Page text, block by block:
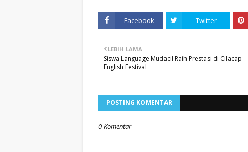
Facebook Twitter
LEBIH LAMA
Siswa Language Mudacil Raih Prestasi di Cilacap
English Festival
POSTING KOMENTAR
0 Komentar